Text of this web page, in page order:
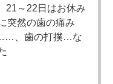
21～22日はお休み
突然の歯の痛み
、歯の打撲…な